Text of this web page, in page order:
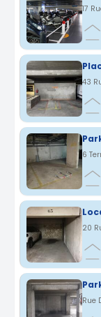
43
20
Rue